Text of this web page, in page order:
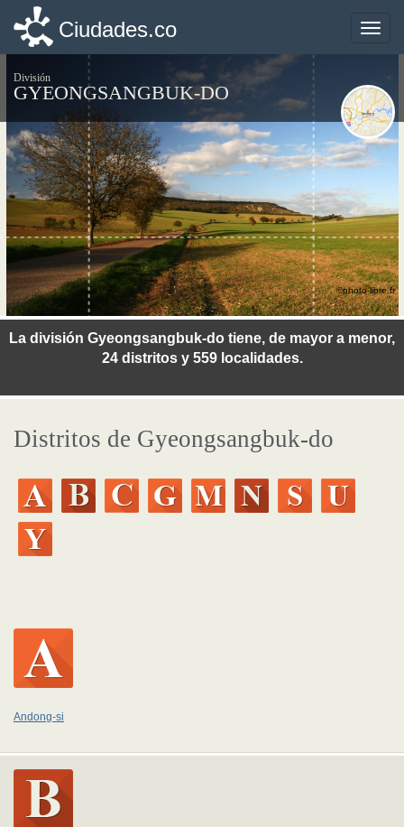
Toggle
Ciudades.co
División
GYEONGSANGBUK-DO
La división Gyeongsangbuk-do tiene, de mayor a menor,
24 distritos y 559 localidades.
©photo-libre.fr
Distritos de Gyeongsangbuk-do
Andong-si
Toggle
Ciudades.co